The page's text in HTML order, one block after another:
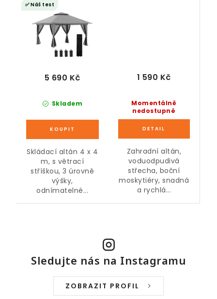
✅ Náš test
Skladem
5 690 Kč
Skládací altán 4 x 4
m, s větrací
stříškou, 3 úrovně
výšky,
odnímatelné...
Momentálně
nedostupné
1 590 Kč
Zahradní altán,
voduodpudivá
střecha, boční
moskytiéry, snadná
a rychlá...
Sledujte nás na Instagramu
ZOBRAZIT PROFIL